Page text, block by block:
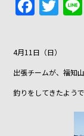
F
a
c
e
b
o
T
w
er
4月11日（日）
出張チームが、福知
釣りをしてきたよう